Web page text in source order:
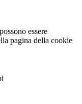
essere
pagina della cookie